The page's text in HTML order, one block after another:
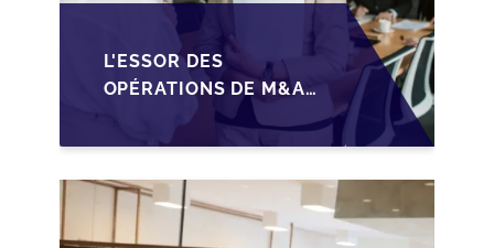
L'ESSOR DES
OPÉRATIONS DE M&A
MID-MARKET AU
MAROC EN 2026 :
DÉFIS POUR LES PME